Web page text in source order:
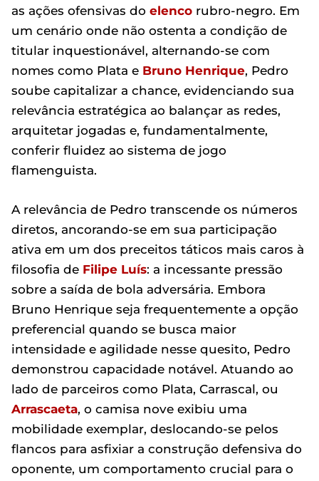
as ações ofensivas do elenco rubro-negro. Em
um cenário onde não ostenta a condição de
titular inquestionável, alternando-se com
nomes como Plata e Bruno Henrique, Pedro
soube capitalizar a chance, evidenciando sua
relevância estratégica ao balançar as redes,
arquitetar jogadas e, fundamentalmente,
conferir fluidez ao sistema de jogo
flamenguista.
A relevância de Pedro transcende os números
diretos, ancorando-se em sua participação
ativa em um dos preceitos táticos mais caros à
filosofia de Filipe Luís: a incessante pressão
sobre a saída de bola adversária. Embora
Bruno Henrique seja frequentemente a opção
preferencial quando se busca maior
intensidade e agilidade nesse quesito, Pedro
demonstrou capacidade notável. Atuando ao
lado de parceiros como Plata, Carrascal, ou
Arrascaeta, o camisa nove exibiu uma
mobilidade exemplar, deslocando-se pelos
flancos para asfixiar a construção defensiva do
oponente, um comportamento crucial para o